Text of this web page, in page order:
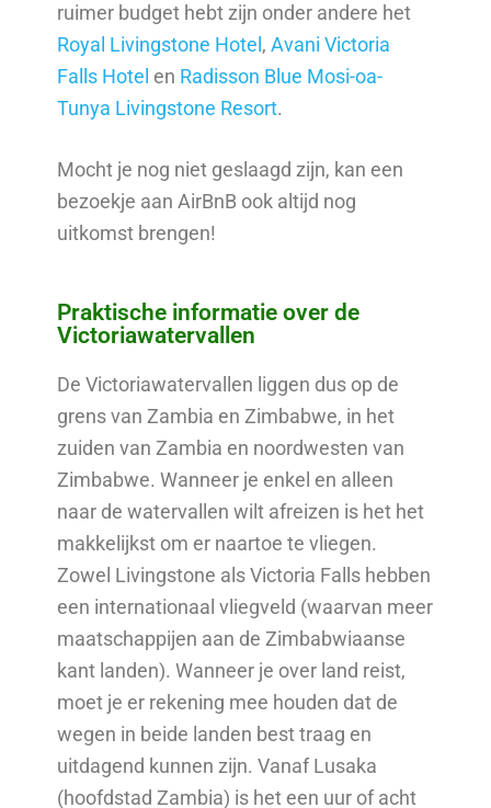
ruimer budget hebt zijn onder andere het
Royal Livingstone Hotel ,Avani Victoria
Falls Hotel en Radisson Blue Mosi-oa-
Tunya Livingstone Resort.
Mocht je nog niet geslaagd zijn, kan een
bezoekje aan AirBnB ook altijd nog
uitkomst brengen!
Praktische informatie over de
Victoriawatervallen
De Victoriawatervallen liggen dus op de
grens van Zambia en Zimbabwe, in het
zuiden van Zambia en noordwesten van
Zimbabwe. Wanneer je enkel en alleen
naar de watervallen wilt afreizen is het het
makkelijkst om er naartoe te vliegen.
Zowel Livingstone als Victoria Falls hebben
een internationaal vliegveld (waarvan meer
maatschappijen aan de Zimbabwiaanse
kant landen). Wanneer je over land reist,
moet je er rekening mee houden dat de
wegen in beide landen best traag en
uitdagend kunnen zijn. Vanaf Lusaka
(hoofdstad Zambia) is het een uur of acht